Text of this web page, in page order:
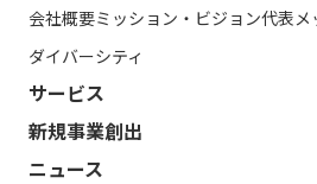
会社概要ミッション・ビジョン代表メ
ダイバーシティ
サービス
新規事業創出
ニュース